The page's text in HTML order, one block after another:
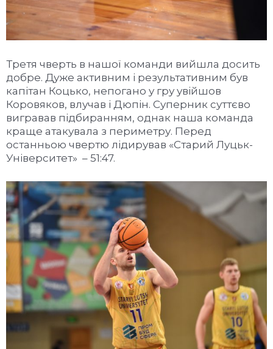
Третя чверть в нашої команди вийшла досить
добре. Дуже активним і результативним був
капітан Коцько, непогано у гру увійшов
Коровяков, влучав і Дюпін. Суперник суттєво
вигравав підбиранням, однак наша команда
краще атакувала з периметру. Перед
останньою чвертю лідирував «Старий Луцьк-
Університет» – 51:47.